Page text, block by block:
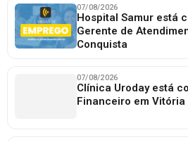
07/08/2026
Hospital Samur está
Gerente de
Conquista
07/08/2026
Clínica Uroday está
Financeiro em Vitória